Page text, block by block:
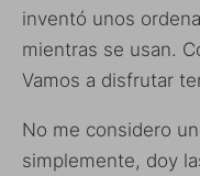
inventó unos
mientras se usan.
Vamos a disfrutar
No me considero
simplemente, doy